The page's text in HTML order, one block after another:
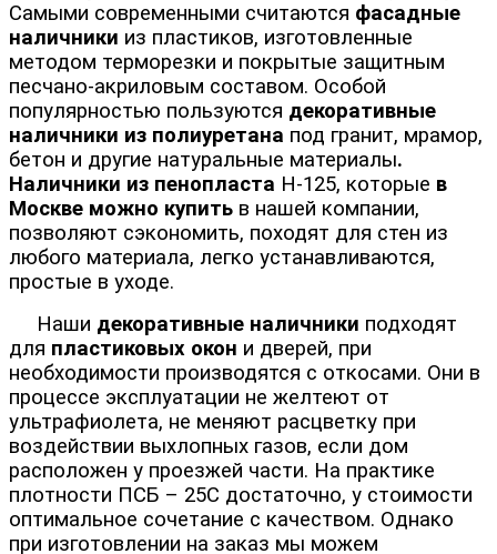
Самыми современными считаются фасадные
наличники из пластиков, изготовленные
методом терморезки и покрытые защитным
песчано-акриловым составом. Особой
популярностью пользуются декоративные
наличники из полиуретана под гранит, мрамор,
бетон и другие натуральные материалы.
Наличники из пенопласта Н-125, которые в
Москве можно купить в нашей компании,
позволяют сэкономить, походят для стен из
любого материала, легко устанавливаются,
простые в уходе.
Наши декоративные наличники подходят
для пластиковых окон и дверей, при
необходимости производятся с откосами. Они в
процессе эксплуатации не желтеют от
ультрафиолета, не меняют расцветку при
воздействии выхлопных газов, если дом
расположен у проезжей части. На практике
плотности ПСБ – 25С достаточно, у стоимости
оптимальное сочетание с качеством. Однако
при изготовлении на заказ мы можем